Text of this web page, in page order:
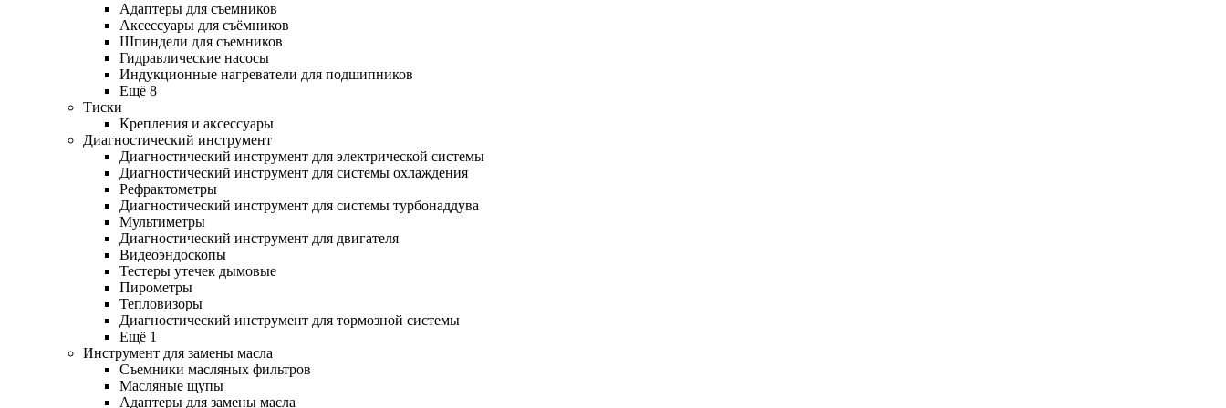
Адаптеры для съемников
Аксессуары для съёмников
Шпиндели для съемников
Гидравлические насосы
Индукционные нагреватели для подшипников
Ещё 8
Тиски
Крепления и аксессуары
Диагностический инструмент
Диагностический инструмент для электрической системы
Диагностический инструмент для системы охлаждения
Рефрактометры
Диагностический инструмент для системы турбонаддува
Мультиметры
Диагностический инструмент для двигателя
Видеоэндоскопы
Тестеры утечек дымовые
Пирометры
Тепловизоры
Диагностический инструмент для тормозной системы
Ещё 1
Инструмент для замены масла
Съемники масляных фильтров
Масляные щупы
Адаптеры для замены масла